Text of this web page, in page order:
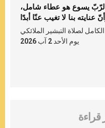
يسوع هو عطاء شامل،
عنايته بنا لا تغيب عنّا أبدًا
لصلاة التبشير الملائكي
يوم الأحد 2 آب 2026
قراءة